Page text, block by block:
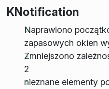
KNotification
Naprawiono
zapasowych okien
Zmniejszono
2
nieznane elementy